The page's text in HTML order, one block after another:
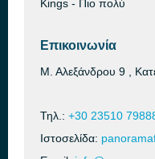
Kings - Πιο πολύ
Επικοινωνία
Μ. Αλεξάνδρου 9 ,
Τηλ.: +30 23510
Ιστοσελίδα: